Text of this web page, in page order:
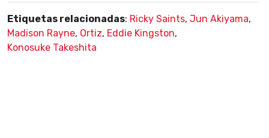
Etiquetas relacionadas: Ricky Saints, Jun Akiyama,
Madison Rayne, Ortiz, Eddie Kingston,
Konosuke Takeshita